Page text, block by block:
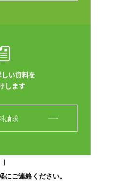
い資料を
します
請求
にご連絡ください。